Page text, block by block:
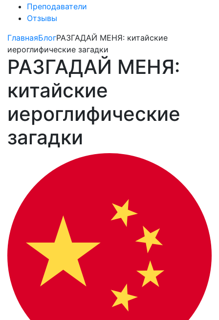
Преподаватели
Отзывы
ГлавнаяБлогРАЗГАДАЙ МЕНЯ: китайские
иероглифические загадки
РАЗГАДАЙ МЕНЯ:
китайские
иероглифические
загадки